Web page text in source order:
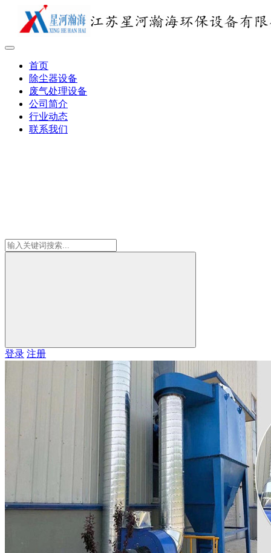
首页
除尘器设备
废气处理设备
公司简介
行业动态
联系我们
登录 注册